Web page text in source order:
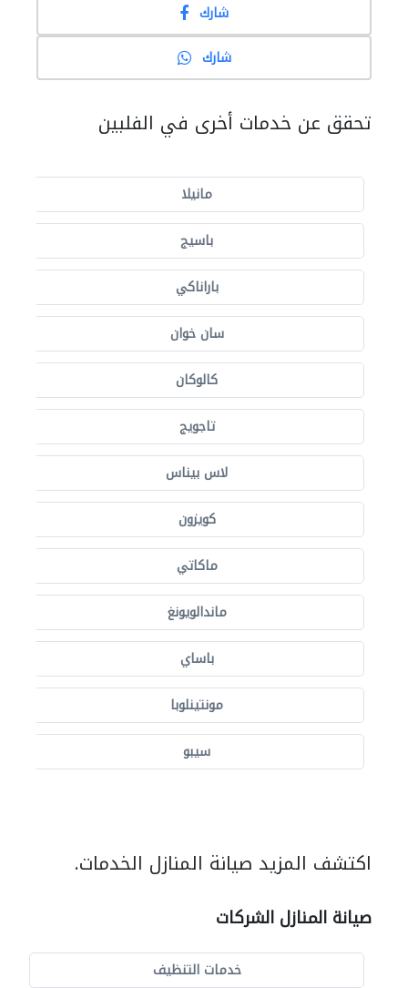
شارك
شارك
تحقق عن خدمات أخرى في الفلبين
مانيلا
باسيج
باراناكي
سان خوان
كالوكان
تاجويج
لاس بيناس
كويزون
ماكاتي
ماندالويونغ
باساي
مونتينلوبا
سيبو
اكتشف المزيد صيانة المنازل الخدمات.
صيانة المنازل الشركات
خدمات التنظيف